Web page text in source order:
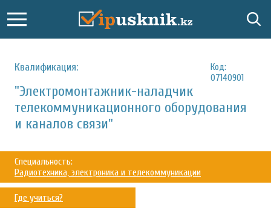
Квалификация:
Код:
07140901
"Электромонтажник-наладчик
телекоммуникационного оборудования
и каналов связи"
Специальность:
Радиотехника, электроника и телекоммуникации
Где учиться?